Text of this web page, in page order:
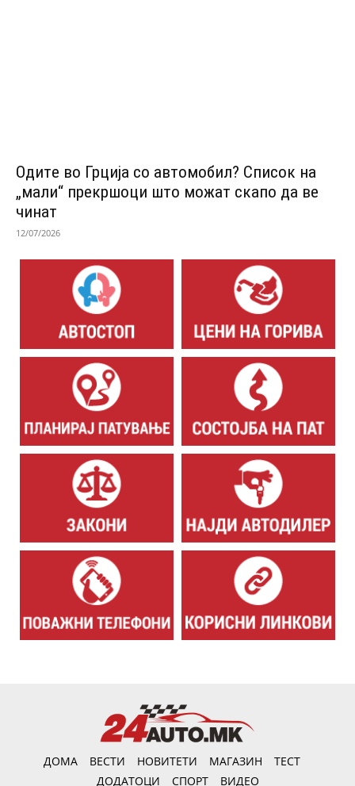
Одитe во Грција со автомобил? Список на
„мали“ прекршоци што можат скапо да ве
чинат
12/07/2026
ДОМА ВЕСТИ НОВИТЕТИ МАГАЗИН
ТЕСТ
ДОДАТОЦИ
СПОРТ ВИДЕО